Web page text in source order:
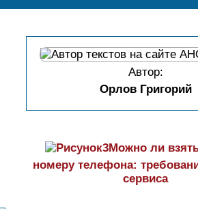
Автор:
Орлов Григорий
Можно ли
номеру телефона:
сервиса